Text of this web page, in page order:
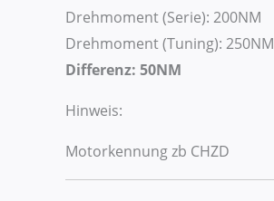
Drehmoment (Serie): 200NM
Drehmoment (Tuning): 250NM
Differenz: 50NM
Hinweis:
Motorkennung zb CHZD